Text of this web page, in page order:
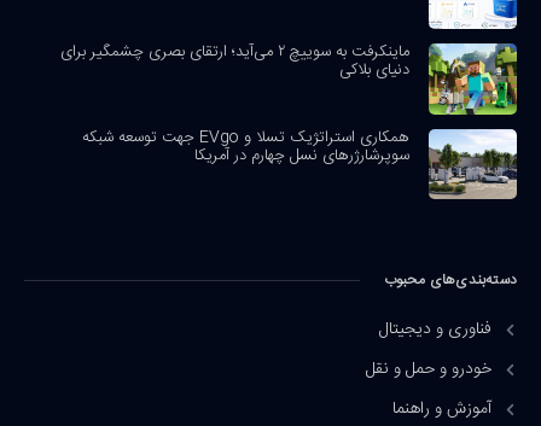
ماینکرفت به سوییچ ۲ می‌آید؛ ارتقای بصری چشمگیر برای
دنیای بلاکی
همکاری استراتژیک تسلا و EVgo جهت توسعه شبکه
سوپرشارژرهای نسل چهارم در آمریکا
دسته‌بندی‌های محبوب
فناوری و دیجیتال
خودرو و حمل و نقل
آموزش و راهنما